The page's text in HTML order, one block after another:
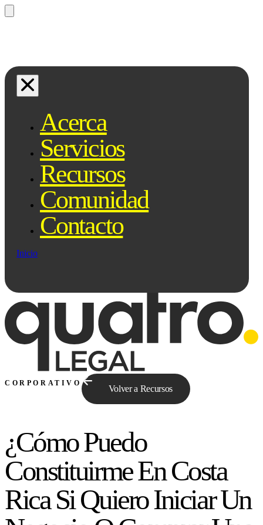
Preguntale a Qe...
Acerca
Servicios
Recursos
Comunidad
Contacto
Inicio
CORPORATIVO
Volver a Recursos
¿Cómo Puedo
Constituirme En Costa
Rica Si Quiero Iniciar Un